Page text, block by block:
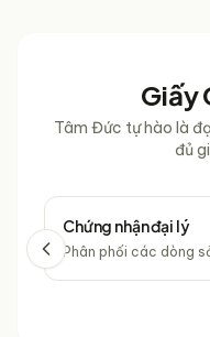
Giấy
Tâm Đức tự hào là
đủ
Chứng nhận đại lý
Phân phối các dòng